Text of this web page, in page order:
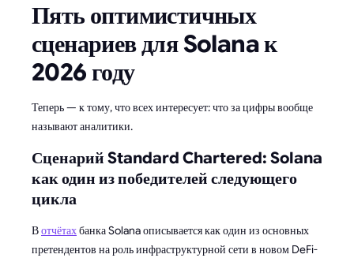
Пять оптимистичных
сценариев для Solana к
2026 году
Теперь — к тому, что всех интересует: что за цифры вообще
называют аналитики.
Сценарий Standard Chartered: Solana
как один из победителей следующего
цикла
Вотчётахбанка Solana описывается как один из основных
претендентов на роль инфраструктурной сети в новом DeFi-